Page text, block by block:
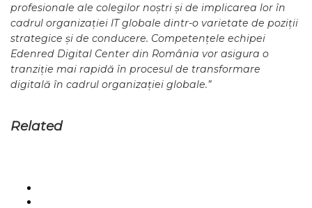
profesionale ale colegilor noștri și de implicarea lor în
cadrul organizației IT globale dintr-o varietate de poziții
strategice și de conducere. Competențele echipei
Edenred Digital Center din România vor asigura o
tranziție mai rapidă în procesul de transformare
digitală în cadrul organizației globale.”
Related